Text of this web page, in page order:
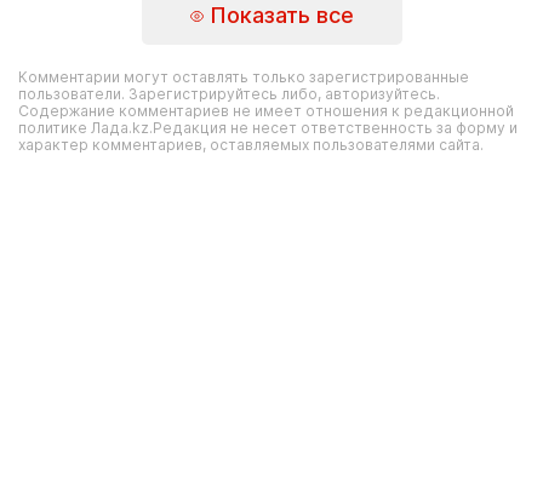
Показать все
Комментарии могут оставлять только зарегистрированные
пользователи. Зарегистрируйтесь либо, авторизуйтесь.
Содержание комментариев не имеет отношения к редакционной
политике Лада.kz.Редакция не несет ответственность за форму и
характер комментариев, оставляемых пользователями сайта.